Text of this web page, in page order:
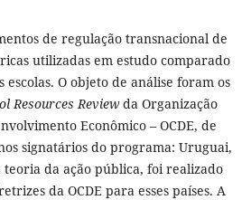
de regulação transnacional de
utilizadas em estudo comparado
O objeto de análise foram os
Resources Reviewda Organização
Econômico – OCDE, de
signatários do programa: Uruguai,
teoria da ação pública, foi realizado
da OCDE para esses países. A